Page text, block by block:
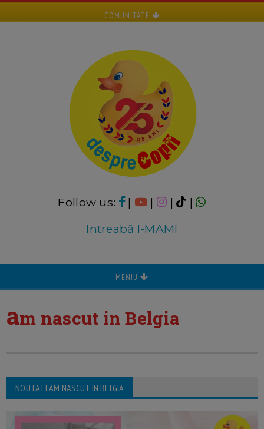
COMUNITATE
Follow us: | | |
|
Intreabă I-MAMI
MENIU
am nascut in Belgia
NOUTATI AM NASCUT IN BELGIA